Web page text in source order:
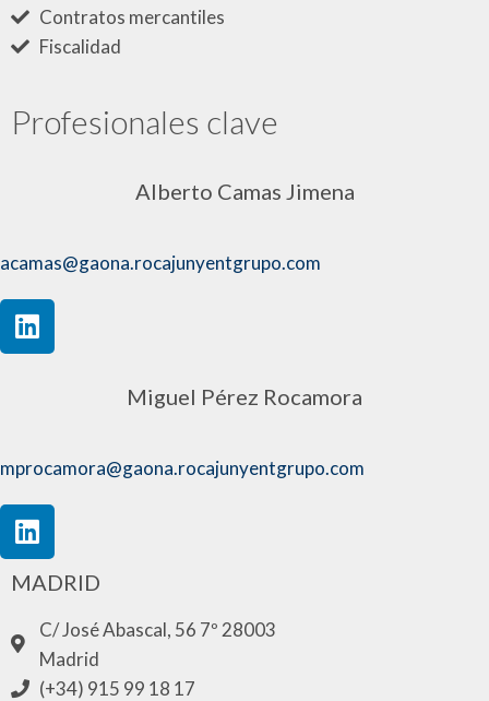
Contratos mercantiles
Fiscalidad
Profesionales clave
Alberto Camas Jimena
acamas@gaona.rocajunyentgrupo.com
Miguel Pérez Rocamora
mprocamora@gaona.rocajunyentgrupo.com
MADRID
C/ José Abascal, 56 7º 28003
Madrid
(+34) 915 99 18 17